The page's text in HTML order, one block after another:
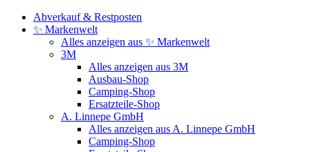
Abverkauf & Restposten
✨ Markenwelt
Alles anzeigen aus ✨ Markenwelt
3M
Alles anzeigen aus 3M
Ausbau-Shop
Camping-Shop
Ersatzteile-Shop
A. Linnepe GmbH
Alles anzeigen aus A. Linnepe GmbH
Camping-Shop